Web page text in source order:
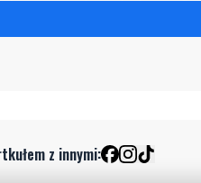
z innymi: